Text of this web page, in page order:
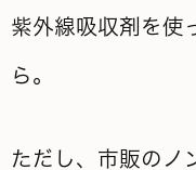
紫外線吸収剤を使
ら。
ただし、市販のノ